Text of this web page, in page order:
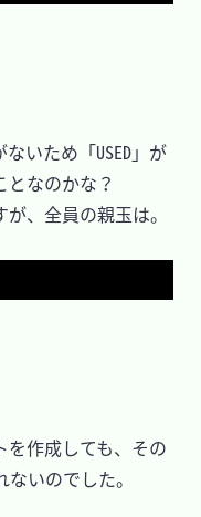
いため「USED」が
となのかな？
、全員の親玉は。
作成しても、その
いのでした。